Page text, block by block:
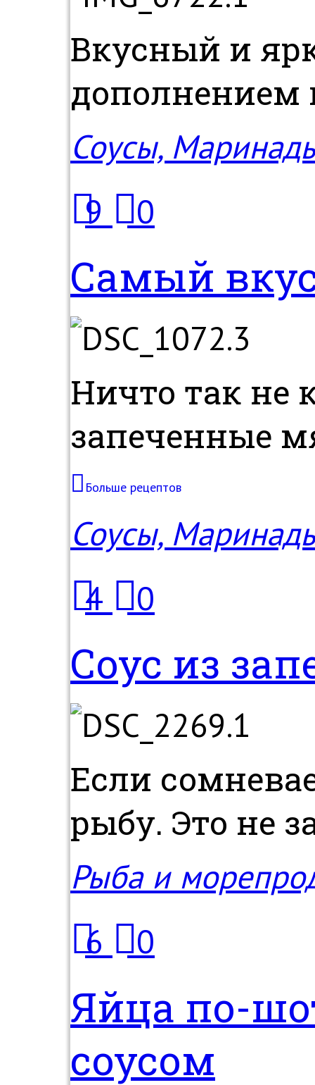
Вкусный и
дополнением
Соусы,
9
0
Самый
Ничто так не
запеченные
Больше рецептов
Соусы,
4
0
Соус из
Если
рыбу. Это не
Рыба и
6
0
Яйца по-
соусом